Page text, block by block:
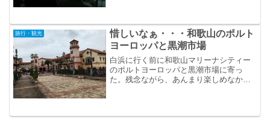
ッグオーシャ...
旅行・観光
惜しいなぁ・・・和歌山のポルト
ヨーロッパと黒潮市場
白浜に行く前に和歌山マリーナシティー
のポルトヨーロッパと黒潮市場に寄っ
た。残念ながら、あんまり楽しめなかっ
は、ポテンシャルは高いのに...